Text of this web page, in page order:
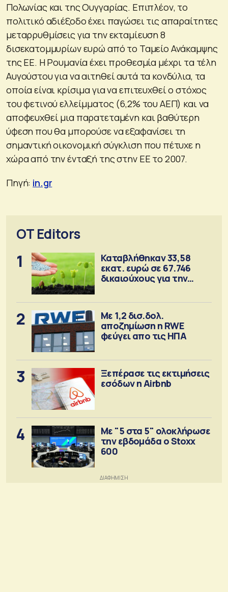
Πολωνίας και της Ουγγαρίας. Επιπλέον, το
πολιτικό αδιέξοδο έχει παγώσει τις απαραίτητες
μεταρρυθμίσεις για την εκταμίευση 8
δισεκατομμυρίων ευρώ από το Ταμείο Ανάκαμψης
της ΕΕ. Η Ρουμανία έχει προθεσμία μέχρι τα τέλη
Αυγούστου για να αιτηθεί αυτά τα κονδύλια, τα
οποία είναι κρίσιμα για να επιτευχθεί ο στόχος
του φετινού ελλείμματος (6,2% του ΑΕΠ) και να
αποφευχθεί μια παρατεταμένη και βαθύτερη
ύφεση που θα μπορούσε να εξαφανίσει τη
σημαντική οικονομική σύγκλιση που πέτυχε η
χώρα από την ένταξή της στην ΕΕ το 2007.
Πηγή: in.gr
OT Editors
1
Καταβλήθηκαν 33,58
εκατ. ευρώ σε 67.746
δικαιούχους για την
2
Με 1,2 δισ.δολ.
αποζημίωση η RWE
φεύγει απο τις ΗΠΑ
3
Ξεπέρασε τις εκτιμήσεις
εσόδων η Airbnb
4
Με "5 στα 5" ολοκλήρωσε
την εβδομάδα ο Stoxx
600